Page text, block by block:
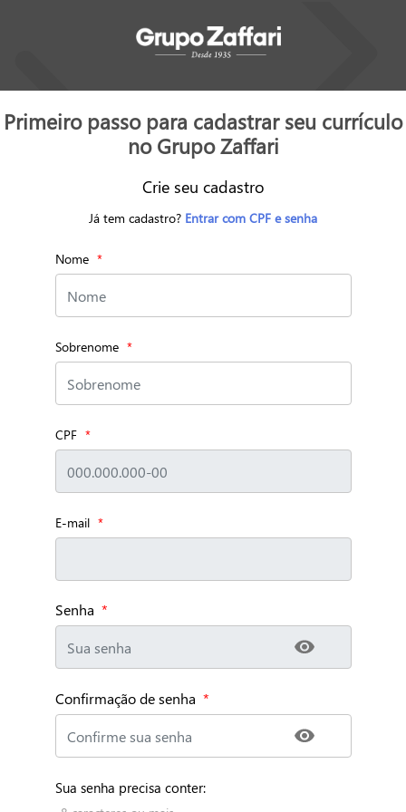
Primeiro passo para cadastrar seu currículo
no Grupo Zaffari
Crie seu cadastro
Já tem cadastro? Entrar com CPF e senha
Nome
Sobrenome
CPF
E-mail
Senha *
Confirmação de senha *
Sua senha precisa conter: